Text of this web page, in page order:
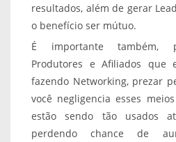
resultados, além de gerar
o benefício ser mútuo.
É importante também,
Produtores e Afiliados que
fazendo Networking, prezar
você negligencia esses
estão sendo tão usados
perdendo chance de